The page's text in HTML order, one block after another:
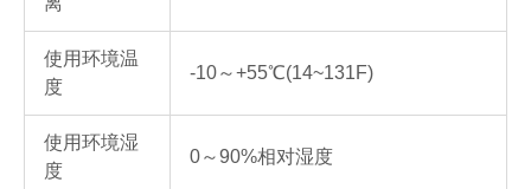
使用环境温
度
-10～+55℃(14~131F)
使用环境湿
度
0～90%相对湿度